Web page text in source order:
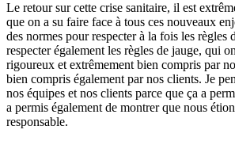
Le retour sur cette crise sanitaire, il est
que on a su faire face à tous ces nouveaux
des normes pour respecter à la fois les règles
respecter également les règles de jauge, qui
rigoureux et extrêmement bien compris par
bien compris également par nos clients. Je
nos équipes et nos clients parce que ça a
a permis également de montrer que nous
responsable.